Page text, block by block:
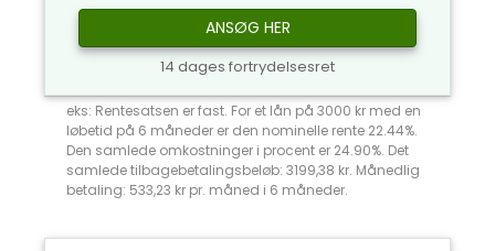
ANSØG HER
14 dages fortrydelsesret
eks: Rentesatsen er fast. For et lån på 3000 kr med en
løbetid på 6 måneder er den nominelle rente 22.44%.
Den samlede omkostninger i procent er 24.90%. Det
samlede tilbagebetalingsbeløb: 3199,38 kr. Månedlig
betaling: 533,23 kr pr. måned i 6 måneder.